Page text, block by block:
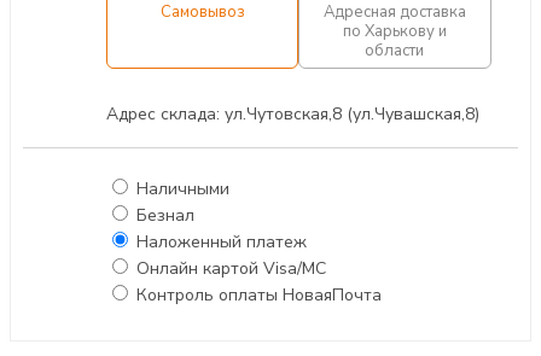
Самовывоз
Адресная доставка
по Харькову и
области
Адрес склада: ул.Чутовская,8 (ул.Чувашская,8)
Наличными
Безнал
Наложенный платеж
Онлайн картой Visa/MC
Контроль оплаты НоваяПочта